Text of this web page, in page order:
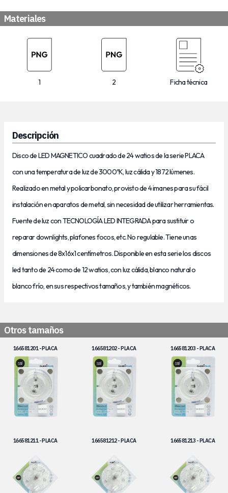
Materiales
1 2 Ficha técnica
Descripción
Disco de LED MAGNETICO cuadrado de 24 watios de la serie PLACA
con una temperatura de luz de 3000ºK, luz cálida y 1872 lúmenes.
Realizado en metal y policarbonato, provisto de 4 imanes para su fácil
instalación en aparatos de metal, sin necesidad de utilizar herramientas.
Fuente de luz con TECNOLOGÍA LED INTEGRADA para sustituir o
reparar downlights, plafones focos, etc. No regulable. Tiene unas
dimensiones de 8x16x1 centímetros. Disponible en esta serie los discos
led tanto de 24 como de 12 watios,con luz cálida, blanco natural o
blanco frío,en sus respectivos tamaños, y también magnéticos.
Otros tamaños
166581201 - PLACA 166581202 - PLACA 166581203 - PLACA
166581211 - PLACA 166581212 - PLACA 166581213 - PLACA